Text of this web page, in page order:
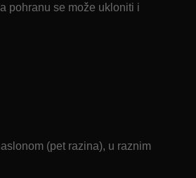
pohranu se može ukloniti i
(pet razina), u raznim